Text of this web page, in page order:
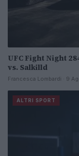
UFC Fight Night
vs. Salkilld
Francesca Lombardi · 9
ALTRI SPORT